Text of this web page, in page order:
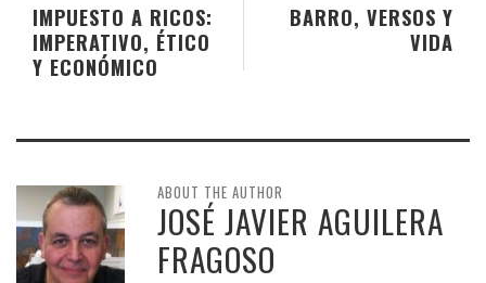
BARRO, VERSOS Y
VIDA
IMPUESTO A RICOS:
IMPERATIVO, ÉTICO
Y ECONÓMICO
ABOUT THE AUTHOR
JOSÉ JAVIER AGUILERA
FRAGOSO